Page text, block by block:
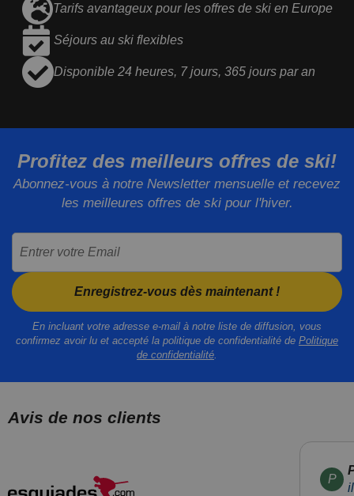
Tarifs avantageux pour les offres de ski en Europe
Séjours au ski flexibles
Disponible 24 heures, 7 jours, 365 jours par an
Profitez des meilleurs offres de ski!
Abonnez-vous à notre Newsletter mensuelle et recevez
les meilleures offres de ski pour l'hiver.
Entrer votre Email
Enregistrez-vous dès maintenant !
En incluant votre adresse e-mail à notre liste de diffusion, vous
confirmez avoir lu et accepté la politique de confidentialité de Politique
de confidentialité.
Avis de nos clients
P